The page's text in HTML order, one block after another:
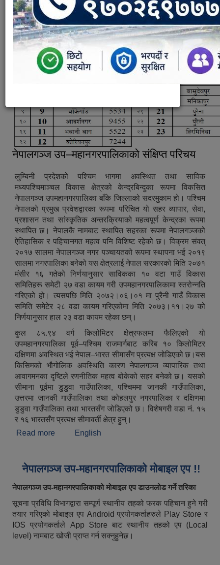
नेपालगञ्ज उप–महानगरपालिकाको संक्षिप्त परिचय
लुम्बिनी प्रदेशको पश्‍चिम भागमा अवस्थित तथा साविक
मध्यपश्‍चिमाञ्‍चल विकास क्षेत्रको केन्द्रबिन्दुका रूपमा विकसित
नेपालगञ्‍ज उपमहानगरपालिका बाँके जिल्लाको सदरमुकाम हो। पश्‍चिम
नेपालको प्रमुख प्रवेशद्वारका रूपमा परिचित यो सहर व्यापार, सेवा,
प्रशासन तथा सांस्कृतिक अन्तरक्रियाको महत्वपूर्ण केन्द्रका रूपमा
स्थापित छ। नेपालकै नामबाट स्थापित सहरका रूपमा नेपालगञ्जको
ऐतिहासिक र पहिचानगत महत्व पनि विशिष्ट रहेको छ। विक्रम संवत्
२०१७ सालमा नेपालगञ्ज नगर पञ्‍चायतको रूपमा स्थापना भई २०१९
सालमा नगरपालिका बनेको यस क्षेत्रलाई नेपाल सरकारको मिति २०७१
मंसीर १६ गतेको निर्णयानुसार साविकका १० वटा गाउँ विकास
समितिहरू समेटी २७ वडा कायम गरी उपमहानगरपालिकामा स्तरोन्‍नति
गरिएको हो। त्यसपछि मिति २०७२।०६।०१ मा पुरैनी गाउँ विकास
समिति समेटेर २८ वडा कायम गरिएकोमा मिति २०७३।११।२७ को
निर्णयानुसार हाल २३ वडा कायम रहेका छन्।
कुल ८५.९४ वर्ग किलोमिटर क्षेत्रफलमा फैलिएको यो
उपमहानगरपालिका पूर्व–पश्चिम राजमार्गबाट करिब १० किलोमिटर
दक्षिणमा अवस्थित भई नेपाल–भारत सीमासँग प्रत्यक्ष जोडिएको छ।यस
किसिमको भौगोलिक अवस्थिति कारण नेपालगञ्ज व्यापारिक तथा
आवागमनका दृष्टिले रणनीतिक महत्व बोकेको सहर बनेको छ। यसको
सीमाना पूर्वमा डुडुवा गाउँपालिका, पश्‍चिममा जानकी गाउँपालिका,
उत्तरमा जानकी गाउँपालिका तथा कोहलपुर नगरपालिका र दक्षिणमा
डुडुवा गाउँपालिका तथा भारतसँग जोडिएको छ। विशेषगरी वडा नं. १५
र १६ भारतसँग प्रत्यक्ष सीमावर्ती क्षेत्र हुन्।
Read more about नेपालगञ्ज उप–महानगरपालिकाको संक्षिप्त परिचय
English
नेपालगञ्ज उप-महानगरपालिकाको मोबाइल एप !!
नेपालगञ्ज उप-महानगरपालिकाको मोबाइल एप डाउनलोड गर्ने तरिका
सूचना प्रविधि विभागद्वारा सम्पूर्ण स्थानीय तहको फरक पहिचान हुने गरी
तयार गरिएको मोबाइल एप Android प्रयोगकर्ताहरुले Play Store र
IOS प्रयोगकर्ताले App Store बाट स्थानीय तहको एप (Local
level) नामबाट खोजी प्राप्त गर्न सक्नुहुनेछ।